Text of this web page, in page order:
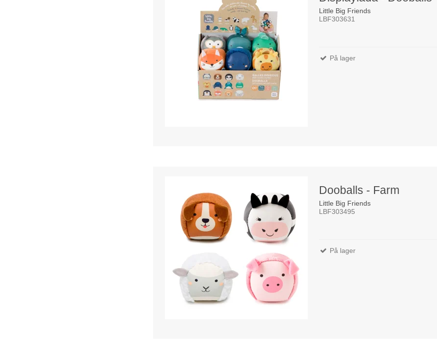
Little Big Friends
LBF303631
På lager
Dooballs - Farm
Little Big Friends
LBF303495
På lager